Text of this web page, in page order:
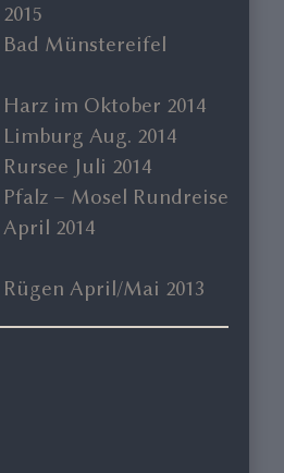
2015
Bad Münstereifel
Harz im Oktober 2014
Limburg Aug. 2014
Rursee Juli 2014
Pfalz – Mosel Rundreise
April 2014
Rügen April/Mai 2013